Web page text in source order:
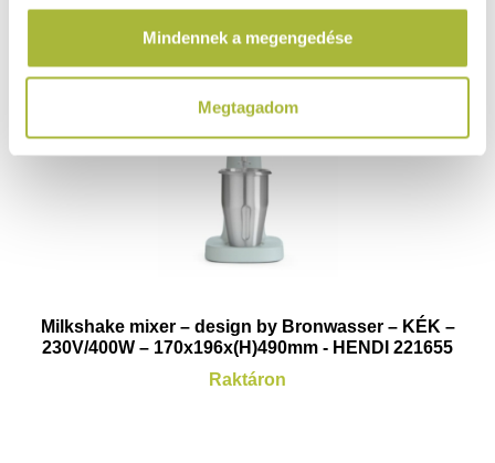
amelyeket Te adtál meg számukra vagy az általad
használt más szolgáltatásokból gyűjtöttek.
Mindennek a megengedése
Megtagadom
Milkshake mixer – design by Bronwasser – KÉK –
230V/400W – 170x196x(H)490mm - HENDI 221655
Raktáron